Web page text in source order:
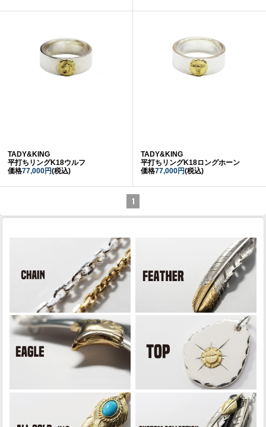
TADY&KING
平打ちリングK18ウルフ
価格77,000円(税込)
TADY&KING
平打ちリングK18ロングホーン
価格77,000円(税込)
1